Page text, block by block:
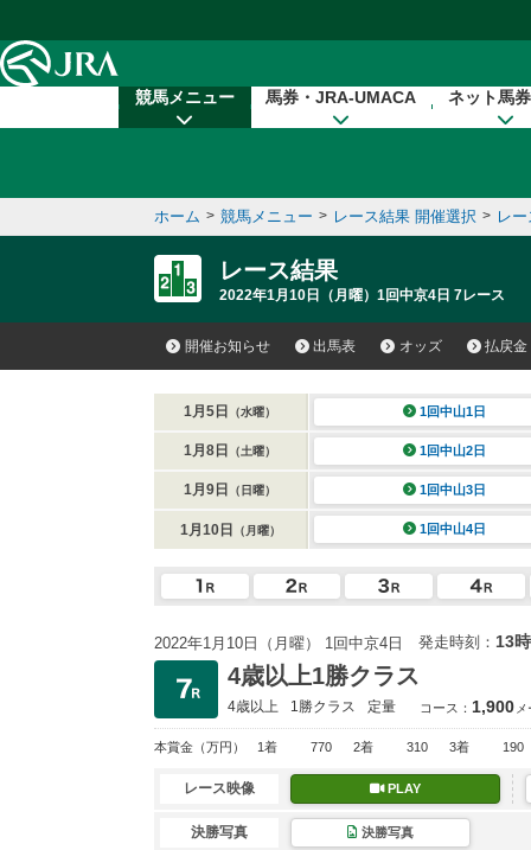
競馬メニュー 馬券・JRA-UMACA ネット馬
ホーム > 競馬メニュー > レース結果 開催選択 > レ
レース結果
2022年1月10日（月曜）1回中京4日 7レース
開催お知らせ 出馬表 オッズ 払戻金
1月5日 （水曜） 1回中山1日
1月8日 （土曜） 1回中山2日
1月9日 （日曜） 1回中山3日
1月10日 （月曜） 1回中山4日
2022年1月10日（月曜） 1回中京4日 発走時刻： 13
4歳以上1勝クラス
4歳以上 1勝クラス 定量 コース： 1,900
本賞金 （万円） 1着 770 2着 310 3着 190
レース映像 PLAY
決勝写真 決勝写真